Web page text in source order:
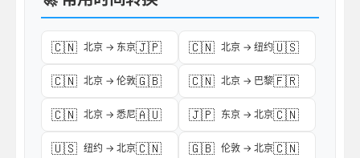
🇨🇳 北京 → 东京🇯🇵 🇨🇳 北京 → 纽约🇺🇸
🇨🇳 北京 → 伦敦🇬🇧 🇨🇳 北京 → 巴黎🇫🇷
🇨🇳 北京 → 悉尼🇦🇺 🇯🇵 东京 → 北京🇨🇳
🇺🇸 纽约 → 北京🇨🇳 🇬🇧 伦敦 → 北京🇨🇳